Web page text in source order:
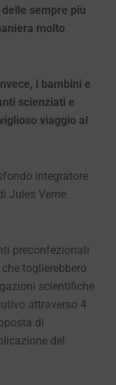
sempre più
molto
i bambini e
scienziati e
viaggio al
integratore
Jules Verne
preconfezionati
toglierebbero
scientifiche
attraverso 4
di
del